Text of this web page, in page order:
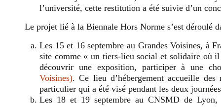
l’université, cette restitution a été suivie d’un
Le projet lié à la Biennale Hors Norme s’est déroulé
Les 15 et 16 septembre au Grandes Voisines, à
site comme « un tiers-lieu social et solidaire où
découvrir une exposition, participer à une
Voisines). Ce lieu d’hébergement accueille
particulier qui a été visé pendant les deux
Les 18 et 19 septembre au CNSMD de